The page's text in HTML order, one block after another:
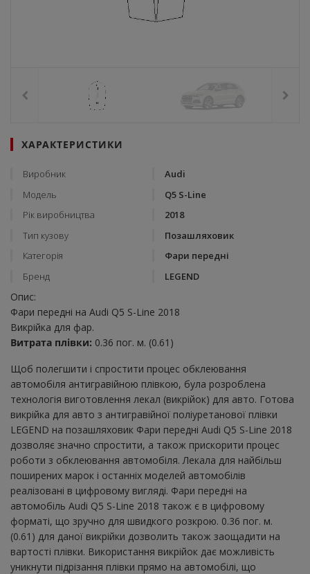
ХАРАКТЕРИСТИКИ
Виробник
Audi
Модель
Q5 S-Line
Рік виробництва
2018
Тип кузову
Позашляховик
Категорія
Фари передні
Бренд
LEGEND
Опис:
Фари передні на Audi Q5 S-Line 2018
Викрійка для фар.
Витрата плівки: 0.36 пог. м. (0.61)
Щоб полегшити і спростити процес обклеювання
автомобіля антигравійною плівкою, була розроблена
технологія виготовлення лекал (викрійок) для авто. Готова
викрійка для авто з антигравійної поліуретанової плівки
LEGEND на позашляховик Фари передні Audi Q5 S-Line 2018
дозволяє значно спростити, а також прискорити процес
роботи з обклеювання автомобіля. Лекала для найбільш
поширених марок і останніх моделей автомобілів
реалізовані в цифровому вигляді. Фари передні на
автомобіль Audi Q5 S-Line 2018 також є в цифровому
форматі, що зручно для швидкого розкрою. 0.36 пог. м.
(0.61) для даної викрійки дозволить також заощадити на
вартості плівки. Використання викрійок дає можливість
уникнути підрізання плівки прямо на автомобілі, що